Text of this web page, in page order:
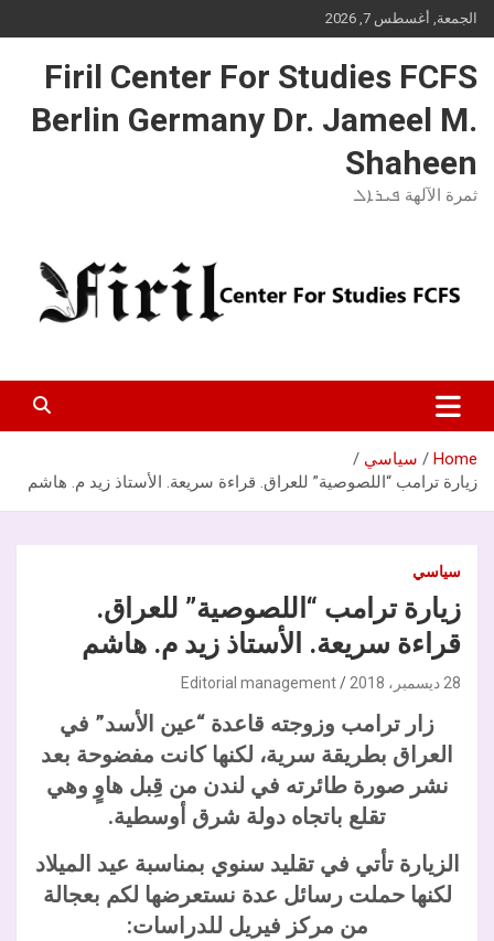
Skip
to
الجمعة, أغسطس 7, 2026
Firil Center For Studies FCFS
Berlin Germany Dr. Jameel M.
Shaheen
ثمرة الآلهة ܦܝܪܐܠ
Home
سياسي
زيارة ترامب “اللصوصية” للعراق. قراءة سريعة. الأستاذ زيد م. هاشم
سياسي
زيارة ترامب “اللصوصية” للعراق.
قراءة سريعة. الأستاذ زيد م. هاشم
28 ديسمبر، 2018 Editorial management
زار ترامب وزوجته قاعدة “عين الأسد” في
العراق بطريقة سرية، لكنها كانت مفضوحة بعد
نشر صورة طائرته في لندن من قِبل هاوٍ وهي
تقلع باتجاه دولة شرق أوسطية.
الزيارة تأتي في تقليد سنوي بمناسبة عيد الميلاد
لكنها حملت رسائل عدة نستعرضها لكم بعجالة
من مركز فيريل للدراسات: